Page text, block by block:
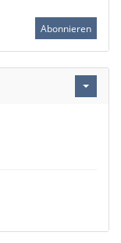
Abonnieren